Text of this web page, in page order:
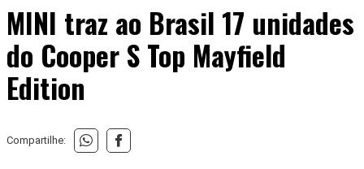
MINI traz ao Brasil 17 unidades
do Cooper S Top Mayfield
Edition
Compartilhe: